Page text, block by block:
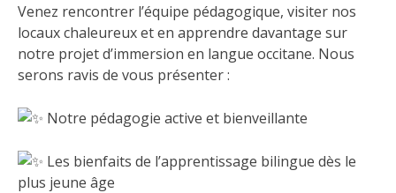
Venez rencontrer l’équipe pédagogique, visiter nos
locaux chaleureux et en apprendre davantage sur
notre projet d’immersion en langue occitane. Nous
serons ravis de vous présenter :
Notre pédagogie active et bienveillante
Les bienfaits de l’apprentissage bilingue dès le
plus jeune âge